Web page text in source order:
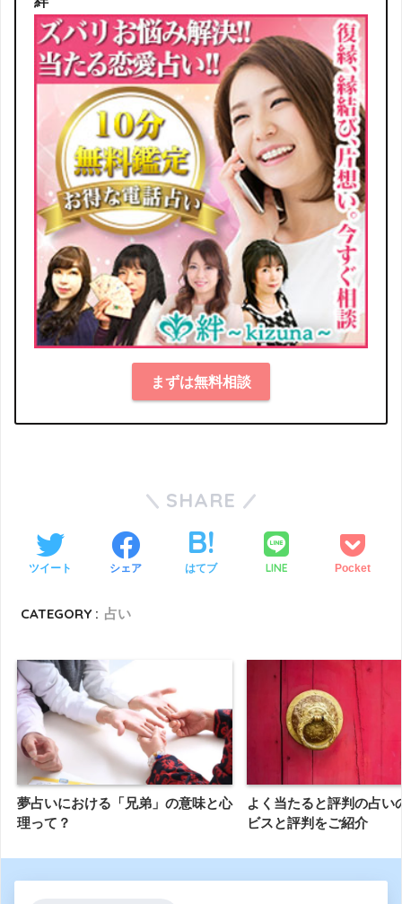
まずは無料相談
SHARE
ツイート シェア はてブ LINE Pocket
CATEGORY : 占い
夢占いにおける「兄弟」の意味と心
理って？
よく当たると評判の占い
ビスと評判をご紹介